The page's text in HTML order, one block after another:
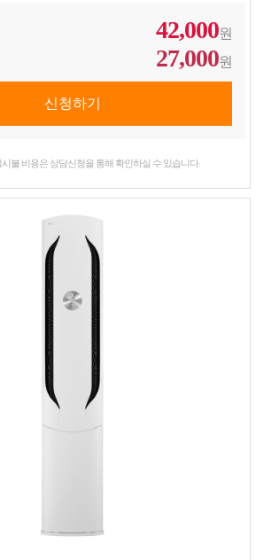
42,000원
27,000원
불 비용은 상담신청을 통해 확인하실 수 있습니다.